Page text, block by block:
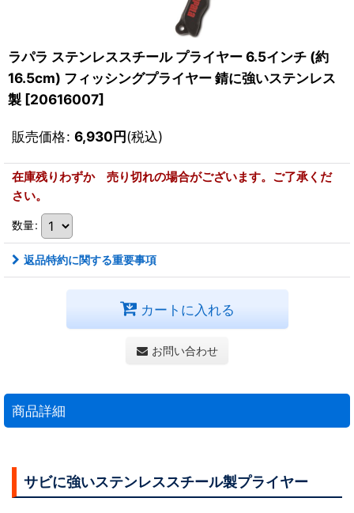
ラパラ ステンレススチール プライヤー 6.5インチ (約
16.5cm) フィッシングプライヤー 錆に強いステンレス
製 [20616007]
販売価格: 6,930円(税込)
在庫残りわずか 売り切れの場合がございます。ご了承くだ
さい。
数量:
返品特約に関する重要事項
カートに入れる
お問い合わせ
商品詳細
サビに強いステンレススチール製プライヤー